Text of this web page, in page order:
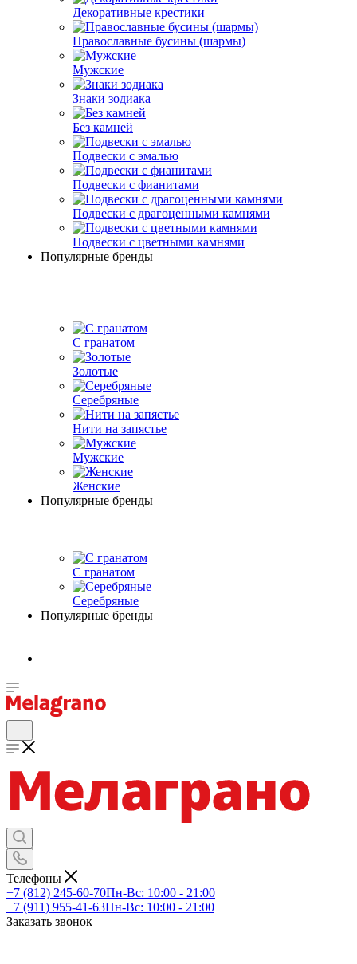
Декоративные крестики
Православные бусины (шармы)
Мужские
Знаки зодиака
Без камней
Подвески с эмалью
Подвески с фианитами
Подвески с драгоценными камнями
Подвески с цветными камнями
Популярные бренды
С гранатом
Золотые
Серебряные
Нити на запястье
Мужские
Женские
Популярные бренды
С гранатом
Серебряные
Популярные бренды
Телефоны
+7 (812) 245-60-70Пн-Вс: 10:00 - 21:00
+7 (911) 955-41-63Пн-Вс: 10:00 - 21:00
Заказать звонок